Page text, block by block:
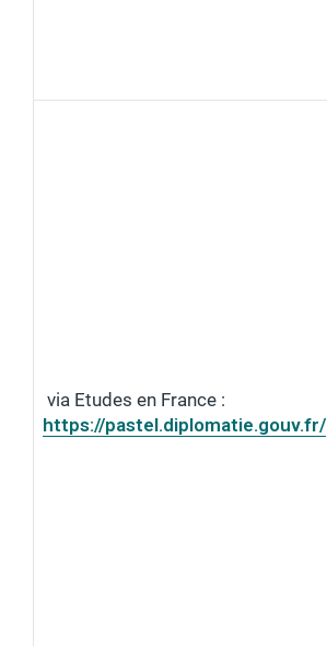
via Etudes en France :
https://pastel.diplomatie.gouv.fr/